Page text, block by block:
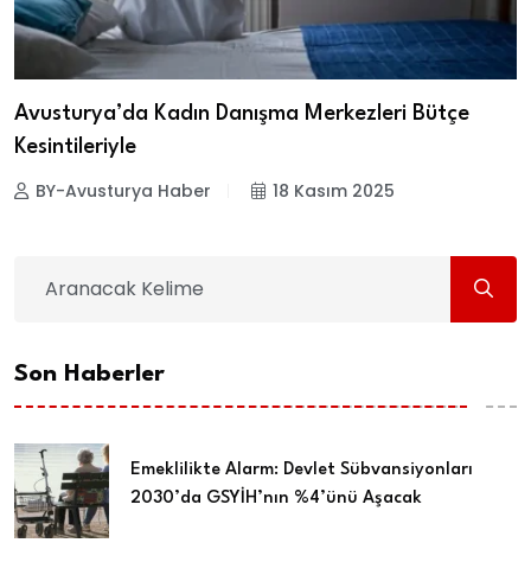
Avusturya’da Kadın Danışma Merkezleri Bütçe
Kesintileriyle
BY-Avusturya Haber 18 Kasım 2025
Son Haberler
Emeklilikte Alarm: Devlet Sübvansiyonları
2030’da GSYİH’nın %4’ünü Aşacak